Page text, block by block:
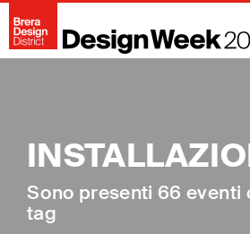
Sono presenti 66 eventi
tag